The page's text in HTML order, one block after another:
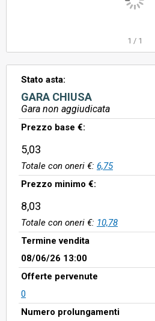
1 / 1
Stato asta:
GARA CHIUSA
Gara non aggiudicata
Prezzo base €:
5,03
Totale con oneri €: 6,75
Prezzo minimo €:
8,03
Totale con oneri €: 10,78
Termine vendita
08/06/26 13:00
Offerte pervenute
0
Numero prolungamenti